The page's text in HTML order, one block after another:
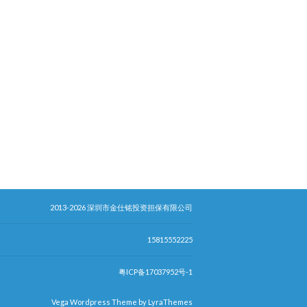
2013-2026 深圳市金仕铭投资担保有限公司
15815552225
粤ICP备17037952号-1
Vega Wordpress Theme by LyraThemes